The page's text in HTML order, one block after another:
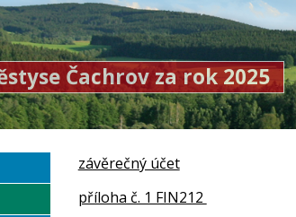
Čachrov za rok 2025
závěrečný účet
příloha č. 1 FIN212